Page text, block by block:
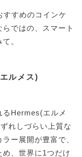
すすめのコインケ
ではの、スマート
。
ルメス)
Hermes(エルメ
れしづらい上質な
ー展開が豊富で、
、世界に1つだけ